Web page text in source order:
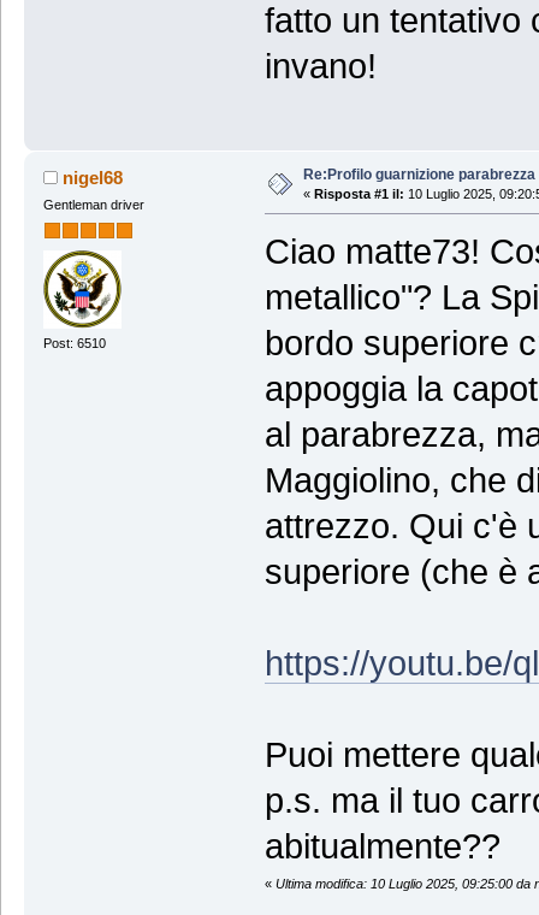
fatto un tentativo
invano!
nigel68
Gentleman driver
Post: 6510
Re:Profilo guarnizione
« Risposta #1 il: 10 Luglio 2025,
Ciao matte73!
metallico"? La
bordo superiore
appoggia la
al parabrezza,
Maggiolino, che
attrezzo. Qui c'è
superiore (che è
https://youtu.be/
Puoi mettere
p.s. ma il tuo
abitualmente??
« Ultima modifica: 10 Luglio 2025, 09:25:00 da